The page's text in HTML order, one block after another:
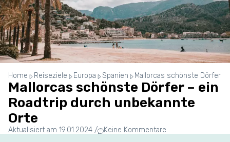
Home Reiseziele Europa Spanien Mallorcas schönste Dörfer
Mallorcas schönste Dörfer – ein
Roadtrip durch unbekannte
Orte
Aktualisiert am 19.01.2024/ Keine Kommentare